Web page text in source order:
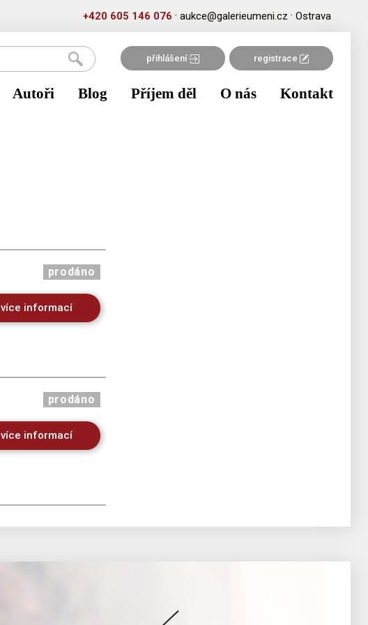
+420 605 146 076 · aukce@galerieumeni.cz · Ostrava
přihlášení registrace
Autoři Blog Příjem děl O nás Kontakt
prodáno
více informací
prodáno
více informací